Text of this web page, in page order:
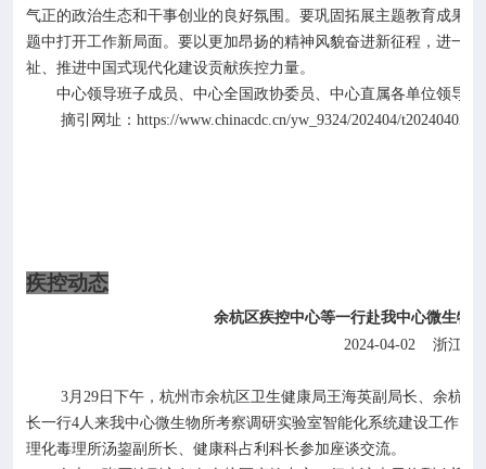
气正的政治生态和干事创业的良好氛围。要巩固拓展主题教育成果
题中打开工作新局面。要以更加昂扬的精神风貌奋进新征程，进一
祉、推进中国式现代化建设贡献疾控力量。
中心领导班子成员、中心全国政协委员、中心直属各单位领导
摘引网址： https://www.chinacdc.cn/yw_9324/202404/
疾控动态
余杭区疾控中心等一行赴我中心微生物
2024-04-02
浙江
3月 29日下午，杭州市余杭区卫生健康局王海英副局长、余杭
长一行4人来我中心微生物所考察调研实验室智能化系统建设工作。
理化毒理所汤鋆副所长、健康科占利科长参加座谈交流。